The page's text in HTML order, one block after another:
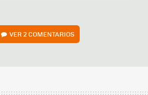
VER2 COMENTARIOS